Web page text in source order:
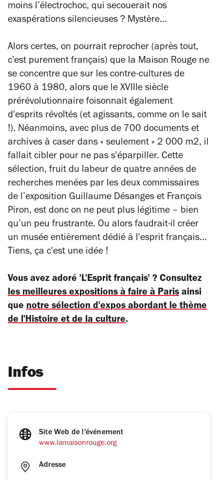
moins l’électrochoc, qui secouerait nos
exaspérations silencieuses ? Mystère…
Alors certes, on pourrait reprocher (après tout,
c'est purement français) que la Maison Rouge ne
se concentre que sur les contre-cultures de
1960 à 1980, alors que le XVIIIe siècle
prérévolutionnaire foisonnait également
d'esprits révoltés (et agissants, comme on le sait
!). Néanmoins, avec plus de 700 documents et
archives à caser dans « seulement » 2 000 m2, il
fallait cibler pour ne pas s'éparpiller. Cette
sélection, fruit du labeur de quatre années de
recherches menées par les deux commissaires
de l’exposition Guillaume Désanges et François
Piron, est donc on ne peut plus légitime – bien
qu’un peu frustrante. Ou alors faudrait-il créer
un musée entièrement dédié à l'esprit français...
Tiens, ça c'est une idée !
Vous avez adoré 'L'Esprit français' ? Consultez
les meilleures expositions à faire à Paris ainsi
que notre sélection d'expos abordant le thème
de l'Histoire et de la culture.
Infos
Site Web de l'événement
www.lamaisonrouge.org
Adresse